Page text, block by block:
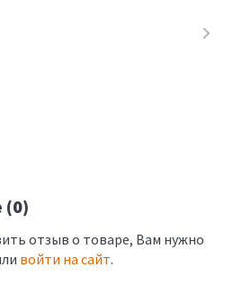
(0)
отзыв о товаре, Вам нужно
войти на сайт.